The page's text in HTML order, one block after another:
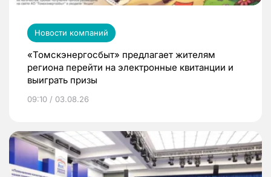
Новости компаний
«Томскэнергосбыт» предлагает жителям
региона перейти на электронные квитанции и
выиграть призы
09:10 / 03.08.26